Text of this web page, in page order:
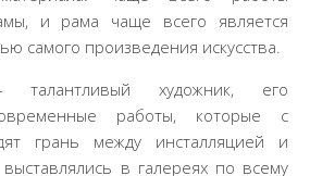
и рама чаще всего является
самого произведения искусства.
художник, его
работы, которые с
грань между инсталляцией и
в галереях по всему